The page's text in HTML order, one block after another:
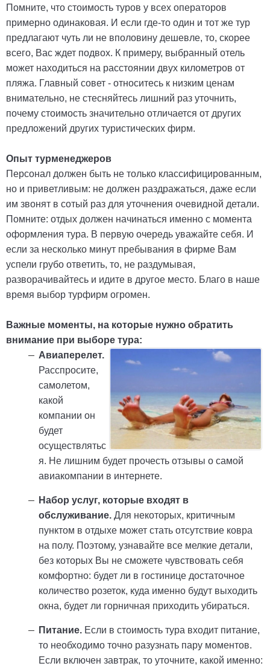
Помните, что стоимость туров у всех операторов
примерно одинаковая. И если где-то один и тот же тур
предлагают чуть ли не вполовину дешевле, то, скорее
всего, Вас ждет подвох. К примеру, выбранный отель
может находиться на расстоянии двух километров от
пляжа. Главный совет - относитесь к низким ценам
внимательно, не стесняйтесь лишний раз уточнить,
почему стоимость значительно отличается от других
предложений других туристических фирм.
Опыт турменеджеров
Персонал должен быть не только классифицированным,
но и приветливым: не должен раздражаться, даже если
им звонят в сотый раз для уточнения очевидной детали.
Помните: отдых должен начинаться именно с момента
оформления тура. В первую очередь уважайте себя. И
если за несколько минут пребывания в фирме Вам
успели грубо ответить, то, не раздумывая,
разворачивайтесь и идите в другое место. Благо в наше
время выбор турфирм огромен.
Важные моменты, на которые нужно обратить
внимание при выборе тура:
Авиаперелет.
Расспросите,
самолетом,
какой
компании он
будет
осуществлятьс
я. Не лишним будет прочесть отзывы о самой
авиакомпании в интернете.
Набор услуг, которые входят в
обслуживание. Для некоторых, критичным
пунктом в отдыхе может стать отсутствие ковра
на полу. Поэтому, узнавайте все мелкие детали,
без которых Вы не сможете чувствовать себя
комфортно: будет ли в гостинице достаточное
количество розеток, куда именно будут выходить
окна, будет ли горничная приходить убираться.
Питание. Если в стоимость тура входит питание,
то необходимо точно разузнать пару моментов.
Если включен завтрак, то уточните, какой именно: